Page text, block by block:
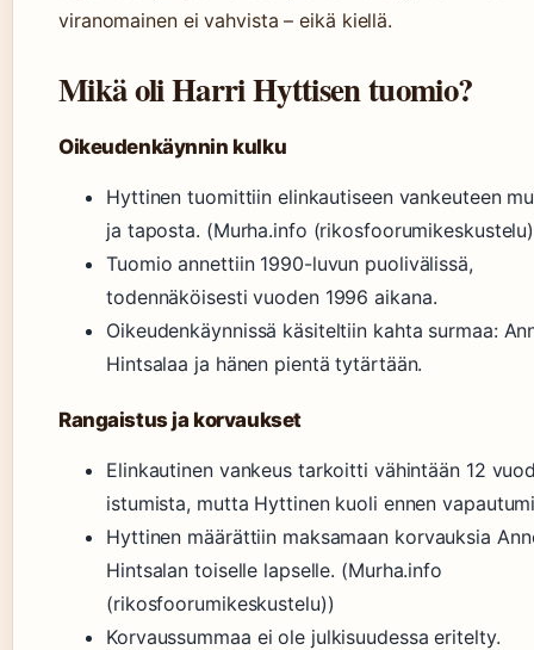
viranomainen ei vahvista – eikä kiellä.
Mikä oli Harri Hyttisen tuomio?
Oikeudenkäynnin kulku
Hyttinen tuomittiin elinkautiseen vankeuteen
ja taposta. (Murha.info
Tuomio annettiin 1990-luvun puolivälissä,
todennäköisesti vuoden 1996 aikana.
Oikeudenkäynnissä käsiteltiin kahta surmaa:
Hintsalaa ja hänen pientä tytärtään.
Rangaistus ja korvaukset
Elinkautinen vankeus tarkoitti vähintään 12
istumista, mutta Hyttinen kuoli ennen
Hyttinen määrättiin maksamaan korvauksia
Hintsalan toiselle lapselle. (Murha.info
(rikosfoorumikeskustelu))
Korvaussummaa ei ole julkisuudessa eritelty.